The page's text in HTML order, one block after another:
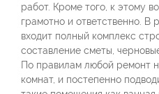
работ. Кроме того, к этому
грамотно и ответственно. В
входит полный комплекс
составление сметы,
По правилам любой ремонт
комнат, и постепенно